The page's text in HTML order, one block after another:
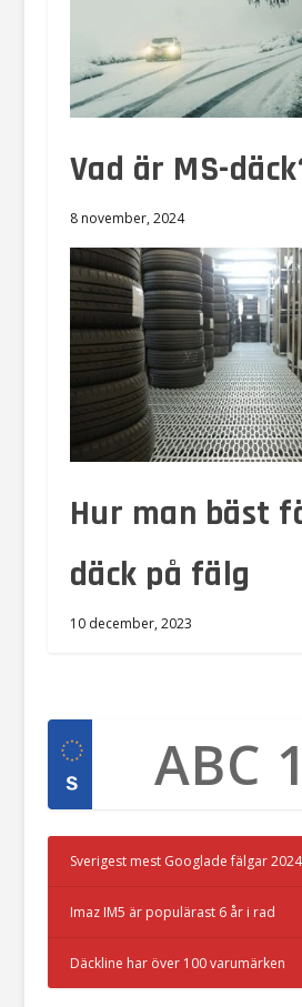
Vad är MS-
8 november, 2024
Hur man bäst
däck på fälg
10 december, 2023
Sverigest mest Googlade fälgar 2024
Imaz IM5 är populärast 6 år i rad
Däckline har över 100 varumärken